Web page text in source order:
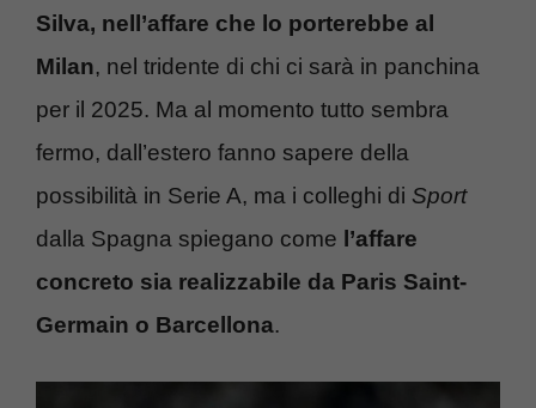
Silva, nell’affare che lo porterebbe al
Milan, nel tridente di chi ci sarà in panchina
per il 2025. Ma al momento tutto sembra
fermo, dall’estero fanno sapere della
possibilità in Serie A, ma i colleghi di Sport
dalla Spagna spiegano come l’affare
concreto sia realizzabile da Paris Saint-
Germain o Barcellona.